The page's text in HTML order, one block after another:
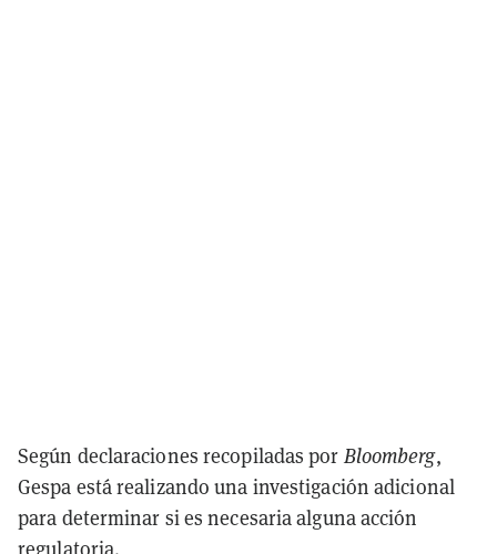
Según declaraciones recopiladas por Bloomberg,
Gespa está realizando una investigación adicional
para determinar si es necesaria alguna acción